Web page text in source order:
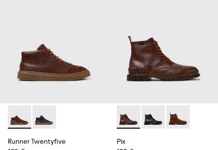
Runner Twentyfive - K300554-002 - Brown Leather
Runner Twentyfive - K300554-001
Runner Twentyfive
Pix - K300542-005 - Brown
Pix - K300542-004 -
Pix -
Pix